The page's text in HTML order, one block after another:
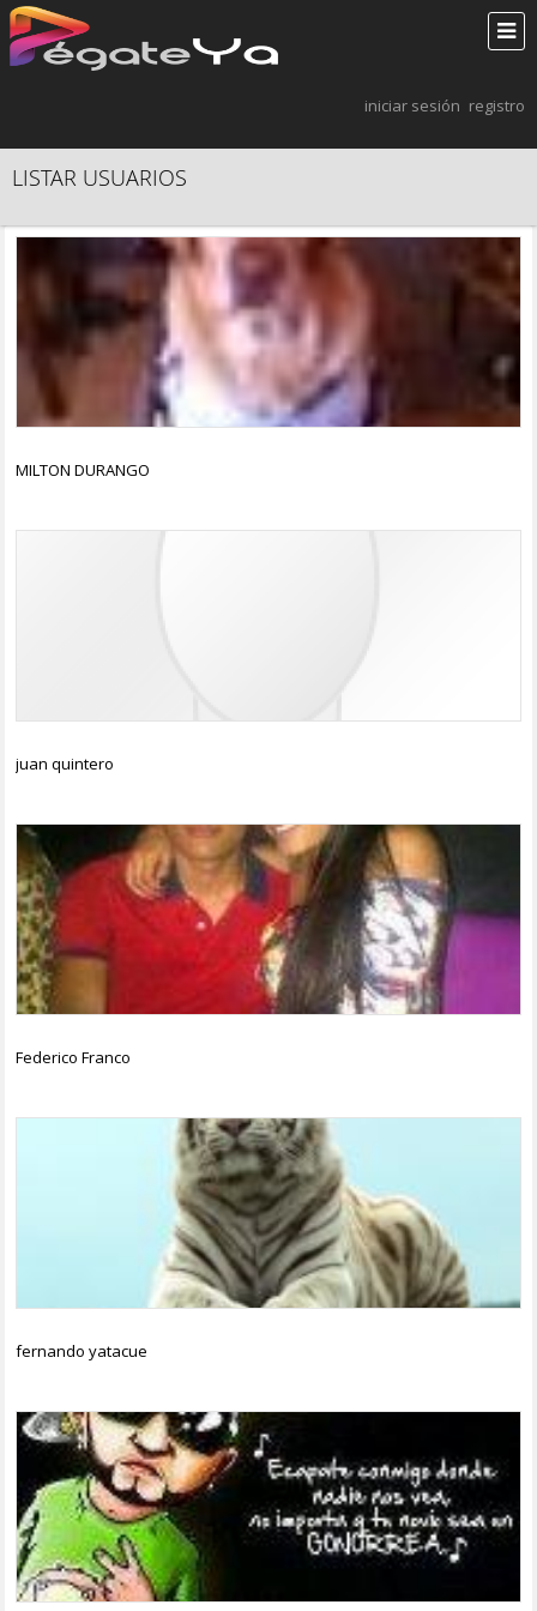
iniciar sesión registro
LISTAR USUARIOS
MILTON DURANGO
juan quintero
Federico Franco
fernando yatacue